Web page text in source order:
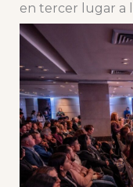
en tercer lugar a